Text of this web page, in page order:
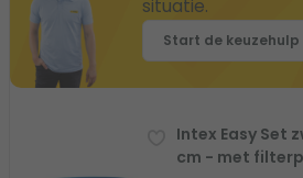
Intex Easy Set
cm - met
situatie.
Start de keuzehulp